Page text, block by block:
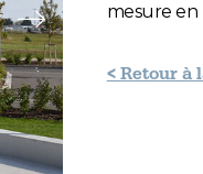
Slide suivantemesure
< Retour à